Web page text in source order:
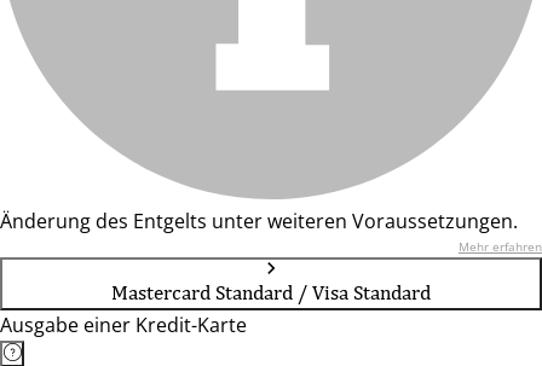
Änderung des Entgelts unter weiteren Voraussetzungen.
Mehr erfahren
Mastercard Standard / Visa Standard
Ausgabe einer Kredit-Karte